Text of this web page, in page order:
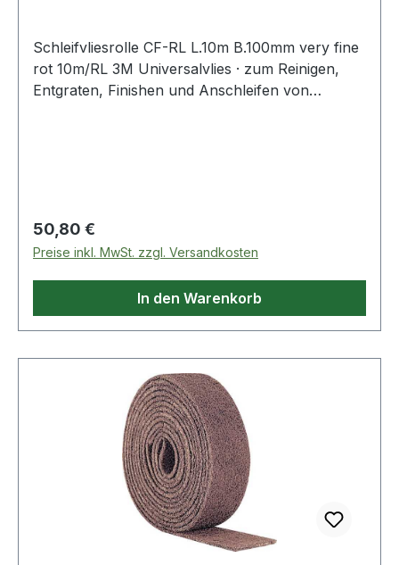
Schleifvliesrolle CF-RL L.10m B.100mm very fine
rot 10m/RL 3M Universalvlies · zum Reinigen,
Entgraten, Finishen und Anschleifen von
Regulärer Preis:
50,80 €
Preise inkl. MwSt. zzgl. Versandkosten
In den Warenkorb